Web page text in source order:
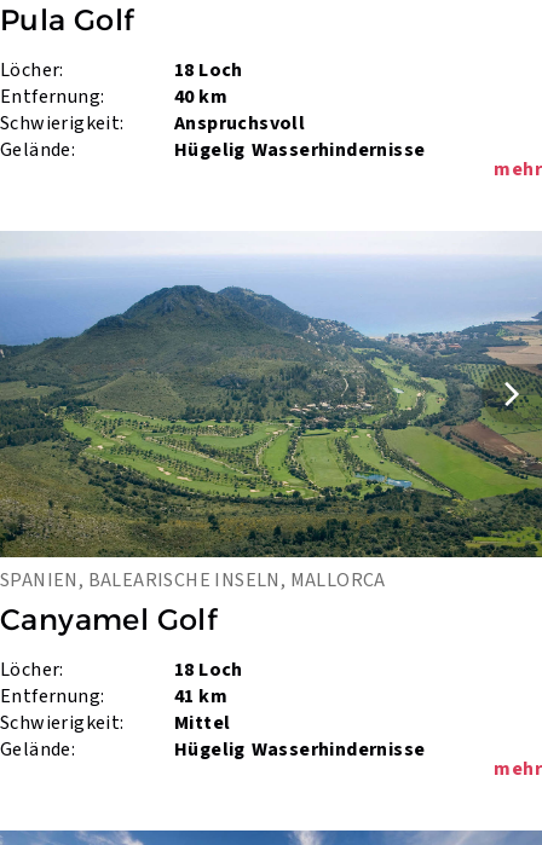
Pula Golf
Löcher:
18 Loch
Entfernung:
40 km
Schwierigkeit:
Anspruchsvoll
Gelände:
Hügelig Wasserhindernisse
mehr
SPANIEN, BALEARISCHE INSELN, MALLORCA
Canyamel Golf
Löcher:
18 Loch
Entfernung:
41 km
Schwierigkeit:
Mittel
Gelände:
Hügelig Wasserhindernisse
mehr